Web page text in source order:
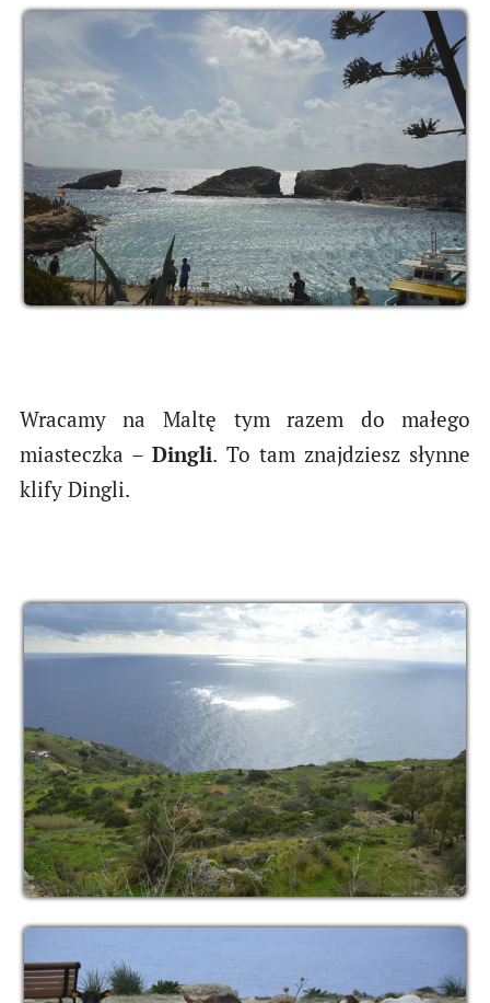
Wracamy na Maltę tym razem do małego
miasteczka –Dingli. To tam znajdziesz słynne
klify Dingli.